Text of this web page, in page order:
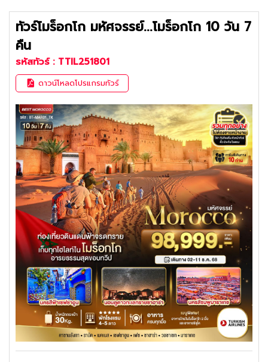
ทัวร์โมร็อกโก มหัศจรรย์...โมร็อกโก 10 วัน 7
คืน
รหัสทัวร์ : TTIL251801
ดาวน์โหลดโปรแกรมทัวร์